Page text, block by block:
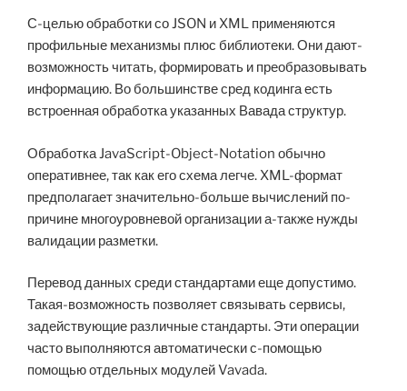
С-целью обработки со JSON и XML применяются
профильные механизмы плюс библиотеки. Они дают-
возможность читать, формировать и преобразовывать
информацию. Во большинстве сред кодинга есть
встроенная обработка указанных Вавада структур.
Обработка JavaScript-Object-Notation обычно
оперативнее, так как его схема легче. XML-формат
предполагает значительно-больше вычислений по-
причине многоуровневой организации а-также нужды
валидации разметки.
Перевод данных среди стандартами еще допустимо.
Такая-возможность позволяет связывать сервисы,
задействующие различные стандарты. Эти операции
часто выполняются автоматически с-помощью
помощью отдельных модулей Vavada.